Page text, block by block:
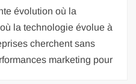
évolution où la
la technologie évolue à
cherchent sans
marketing pour